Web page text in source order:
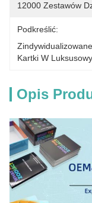
12000 Zestawów
Podkreślić:
Kartki W
Opis